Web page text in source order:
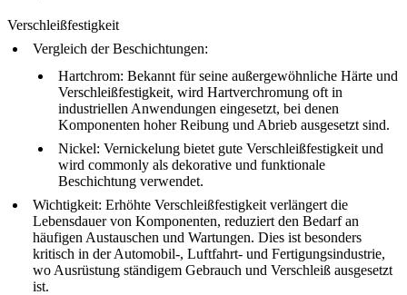
Verschleißfestigkeit
Vergleich der Beschichtungen:
Hartchrom: Bekannt für seine außergewöhnliche Härte und
Verschleißfestigkeit, wird Hartverchromung oft in
industriellen Anwendungen eingesetzt, bei denen
Komponenten hoher Reibung und Abrieb ausgesetzt sind.
Nickel: Vernickelung bietet gute Verschleißfestigkeit und
wird commonly als dekorative und funktionale
Beschichtung verwendet.
Wichtigkeit: Erhöhte Verschleißfestigkeit verlängert die
Lebensdauer von Komponenten, reduziert den Bedarf an
häufigen Austauschen und Wartungen. Dies ist besonders
kritisch in der Automobil-, Luftfahrt- und Fertigungsindustrie,
wo Ausrüstung ständigem Gebrauch und Verschleiß ausgesetzt
ist.